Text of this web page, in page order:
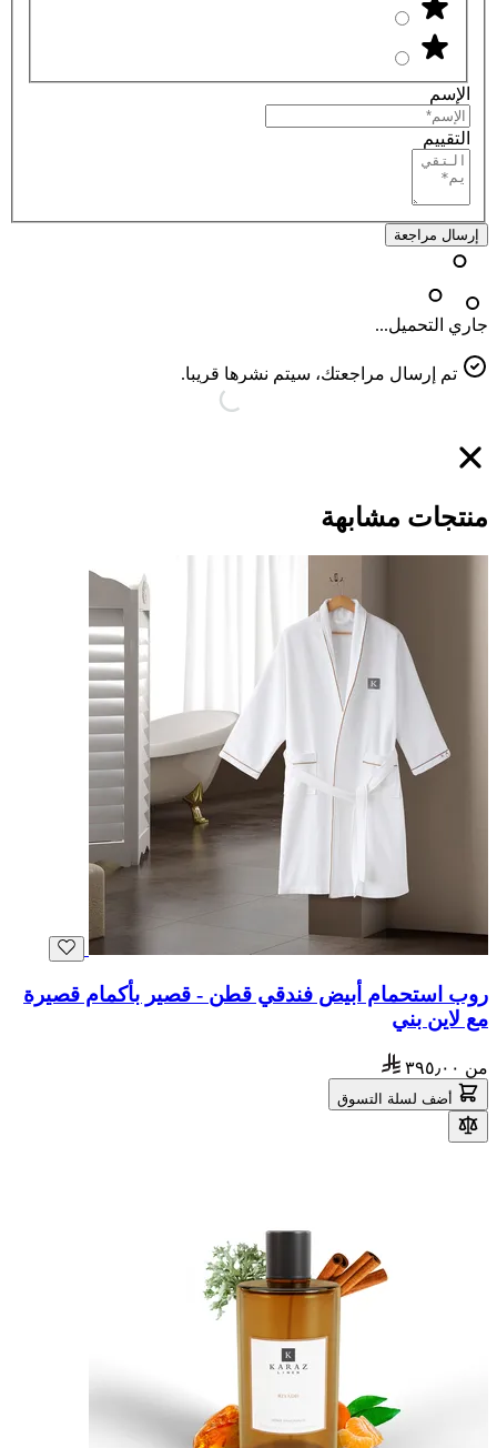
الإسم
التقييم
إرسال مراجعة
جاري التحميل...
تم إرسال مراجعتك، سيتم نشرها قريبا.
منتجات مشابهة
روب استحمام أبيض فندقي قطن - قصير بأكمام قصيرة
مع لاين بني
من ٣٩٥٫٠٠
أضف لسلة التسوق